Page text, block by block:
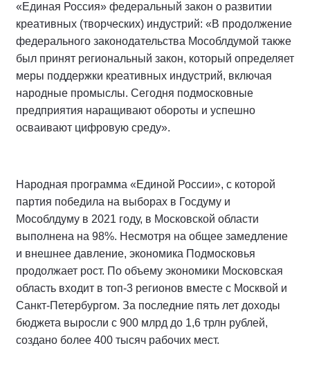
«Единая Россия» федеральный закон о развитии
креативных (творческих) индустрий: «В продолжение
федерального законодательства Мособлдумой также
был принят региональный закон, который определяет
меры поддержки креативных индустрий, включая
народные промыслы. Сегодня подмосковные
предприятия наращивают обороты и успешно
осваивают цифровую среду».
Народная программа «Единой России», с которой
партия победила на выборах в Госдуму и
Мособлдуму в 2021 году, в Московской области
выполнена на 98%. Несмотря на общее замедление
и внешнее давление, экономика Подмосковья
продолжает рост. По объему экономики Московская
область входит в топ-3 регионов вместе с Москвой и
Санкт-Петербургом. За последние пять лет доходы
бюджета выросли с 900 млрд до 1,6 трлн рублей,
создано более 400 тысяч рабочих мест.